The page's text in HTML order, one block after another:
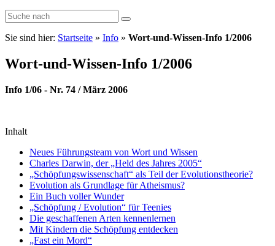
Sie sind hier: Startseite » Info » Wort-und-Wissen-Info 1/2006
Wort-und-Wissen-Info 1/2006
Info 1/06 - Nr. 74 / März 2006
Inhalt
Neues Führungsteam von Wort und Wissen
Charles Darwin, der „Held des Jahres 2005“
„Schöpfungswissenschaft“ als Teil der Evolutionstheorie?
Evolution als Grundlage für Atheismus?
Ein Buch voller Wunder
„Schöpfung / Evolution“ für Teenies
Die geschaffenen Arten kennenlernen
Mit Kindern die Schöpfung entdecken
„Fast ein Mord“